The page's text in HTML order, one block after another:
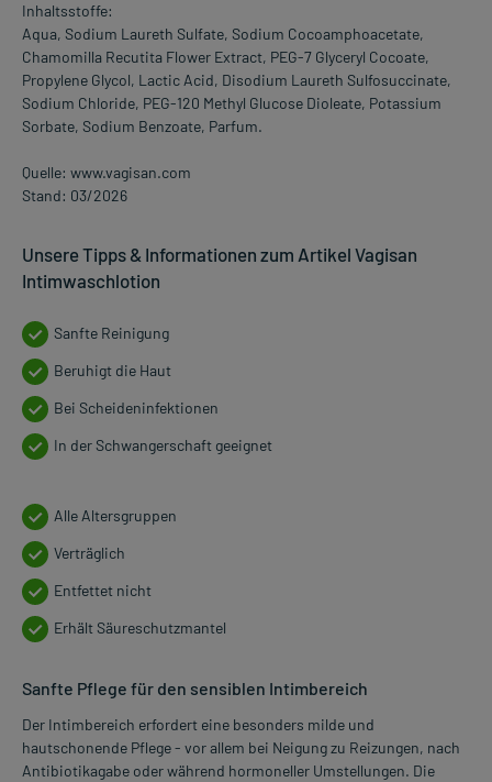
Inhaltsstoffe:
Aqua, Sodium Laureth Sulfate, Sodium Cocoamphoacetate,
Chamomilla Recutita Flower Extract, PEG-7 Glyceryl Cocoate,
Propylene Glycol, Lactic Acid, Disodium Laureth Sulfosuccinate,
Sodium Chloride, PEG-120 Methyl Glucose Dioleate, Potassium
Sorbate, Sodium Benzoate, Parfum.
Quelle: www.vagisan.com
Stand: 03/2026
Unsere Tipps & Informationen zum Artikel Vagisan
Intimwaschlotion
Sanfte Reinigung
Beruhigt die Haut
Bei Scheideninfektionen
In der Schwangerschaft geeignet
Alle Altersgruppen
Verträglich
Entfettet nicht
Erhält Säureschutzmantel
Sanfte Pflege für den sensiblen Intimbereich
Der Intimbereich erfordert eine besonders milde und
hautschonende Pflege - vor allem bei Neigung zu Reizungen, nach
Antibiotikagabe oder während hormoneller Umstellungen. Die